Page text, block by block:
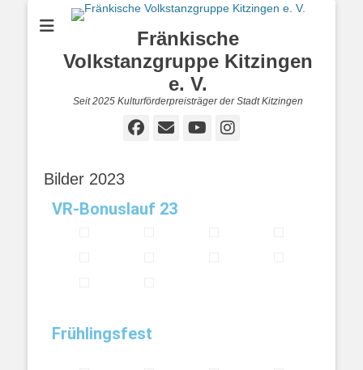
Fränkische
Volkstanzgruppe Kitzingen
e. V.
Seit 2025 Kulturförderpreisträger der Stadt Kitzingen
Bilder 2023
VR-Bonuslauf 23
Frühlingsfest